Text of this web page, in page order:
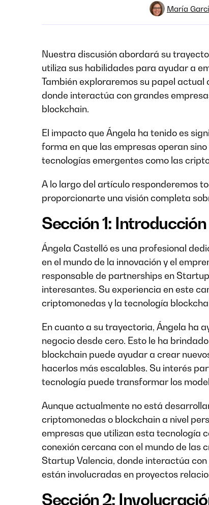
María
Nuestra discusión abordará su
utiliza sus habilidades para ayudar a
También exploraremos su papel
donde interactúa con grandes
blockchain.
El impacto que Ángela ha tenido es
forma en que las empresas operan
tecnologías emergentes como las
A lo largo del artículo responderemos
proporcionarte una visión completa
Sección 1:
Ángela Castelló es una profesional
en el mundo de la innovación y el
responsable de partnerships en
interesantes. Su experiencia en este
criptomonedas y la tecnología
En cuanto a su trayectoria, Ángela ha
negocio desde cero. Esto le ha
blockchain puede ayudar a crear
hacerlos más escalables. Su interés
tecnología puede transformar los
Aunque actualmente no está
criptomonedas o blockchain a nivel
empresas que utilizan esta tecnología
conexión cercana con el mundo de las
Startup Valencia, donde interactúa
están involucradas en proyectos
Sección 2: